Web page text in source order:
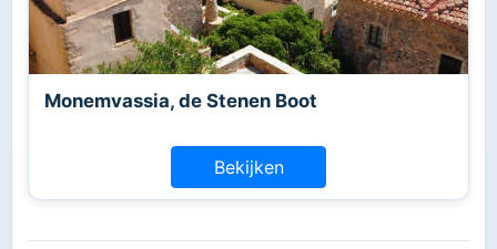
Monemvassia, de Stenen Boot
Bekijken